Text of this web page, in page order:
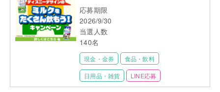
応募期限
2026/9/30
当選人数
140名
現金・金券 食品・飲料
日用品・雑貨 LINE応募